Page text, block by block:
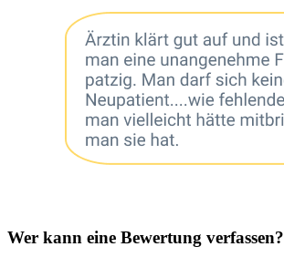
Wer kann eine Bewertung verfassen?